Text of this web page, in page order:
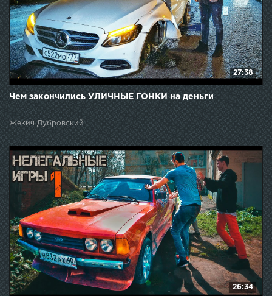
27:38
Чем закончились УЛИЧНЫЕ ГОНКИ на деньги
Жекич Дубровский
26:34